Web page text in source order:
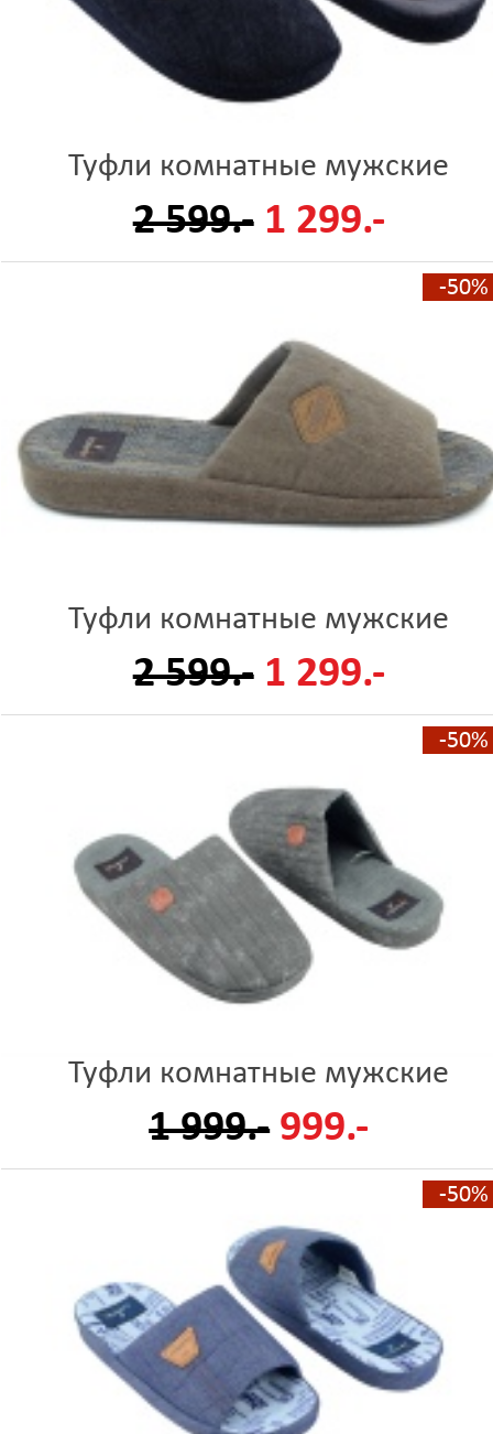
Туфли комнатные мужские
2 599.- 1 299.-
-50%
Туфли комнатные мужские
2 599.- 1 299.-
-50%
Туфли комнатные мужские
1 999.- 999.-
-50%